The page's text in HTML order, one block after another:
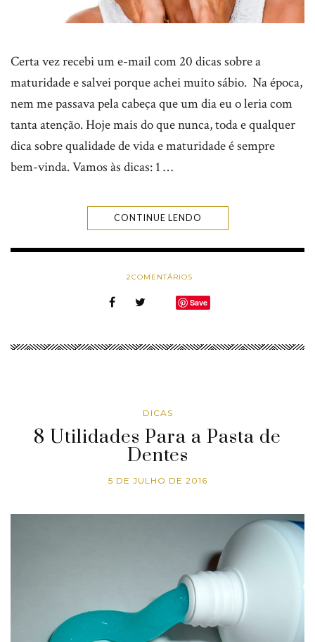
Certa vez recebi um e-mail com 20 dicas sobre a
maturidade e salvei porque achei muito sábio. Na época,
nem me passava pela cabeça que um dia eu o leria com
tanta atenção. Hoje mais do que nunca, toda e qualquer
dica sobre qualidade de vida e maturidade é sempre
bem-vinda. Vamos às dicas: 1 …
CONTINUE LENDO
2COMENTÁRIOS
Save
DICAS
8 Utilidades Para a Pasta de
Dentes
5 DE JULHO DE 2016